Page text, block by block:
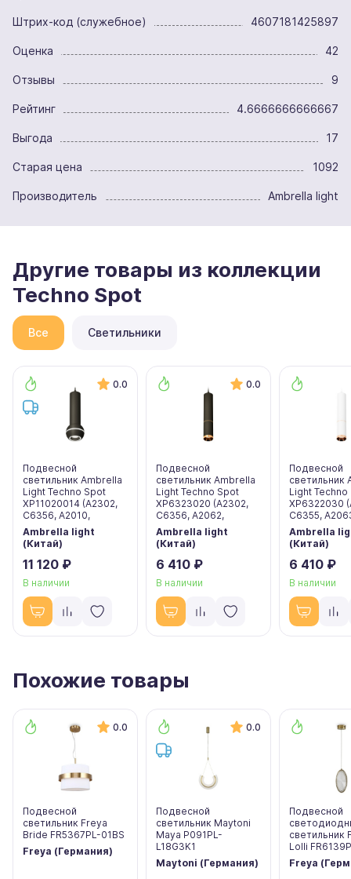
Штрих-код (служебное) 4607181425897
Оценка 42
Отзывы 9
Рейтинг 4.6666666666667
Выгода 17
Старая цена 1092
Производитель Ambrella light
Другие товары из коллекции
Techno Spot
Все Светильники
0.0
Подвесной
светильник Ambrella
Light Techno Spot
XP11020014 (A2302,
C6356, A2010,
Ambrella light
(Китай)
11 120 ₽
В наличии
0.0
Подвесной
светильник Ambrella
Light Techno Spot
XP6323020 (A2302,
C6356, A2062,
Ambrella light
(Китай)
6 410 ₽
В наличии
Подвесной
светильник
Light Techno
XP6322030
C6355,
Ambrella
(Китай)
6 410 ₽
В наличии
Похожие товары
0.0
Подвесной
светильник Freya
Bride FR5367PL-01BS
Freya (Германия)
0.0
Подвесной
светильник Maytoni
Maya P091PL-
L18G3K1
Maytoni (Германия)
Подвесной
светильник
Lolli
Freya